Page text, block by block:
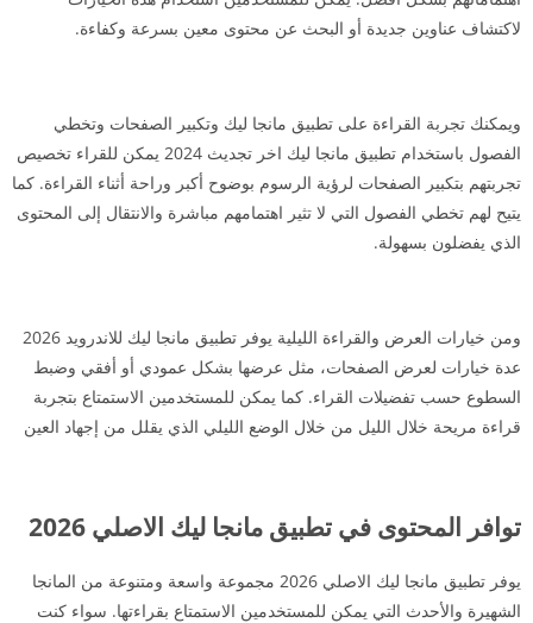
لاكتشاف عناوين جديدة أو البحث عن محتوى معين بسرعة وكفاءة.
ويمكنك تجربة القراءة على تطبيق مانجا ليك وتكبير الصفحات وتخطي
الفصول باستخدام تطبيق مانجا ليك اخر تجديث 2024 يمكن للقراء تخصيص
تجربتهم بتكبير الصفحات لرؤية الرسوم بوضوح أكبر وراحة أثناء القراءة. كما
يتيح لهم تخطي الفصول التي لا تثير اهتمامهم مباشرة والانتقال إلى المحتوى
الذي يفضلون بسهولة.
ومن خيارات العرض والقراءة الليلية يوفر تطبيق مانجا ليك للاندرويد 2026
عدة خيارات لعرض الصفحات، مثل عرضها بشكل عمودي أو أفقي وضبط
السطوع حسب تفضيلات القراء. كما يمكن للمستخدمين الاستمتاع بتجربة
قراءة مريحة خلال الليل من خلال الوضع الليلي الذي يقلل من إجهاد العين
توافر المحتوى في تطبيق مانجا ليك الاصلي 2026
يوفر تطبيق مانجا ليك الاصلي 2026 مجموعة واسعة ومتنوعة من المانجا
الشهيرة والأحدث التي يمكن للمستخدمين الاستمتاع بقراءتها. سواء كنت